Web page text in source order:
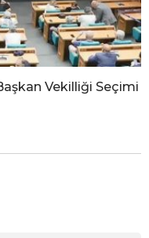
Vekilliği Seçimi